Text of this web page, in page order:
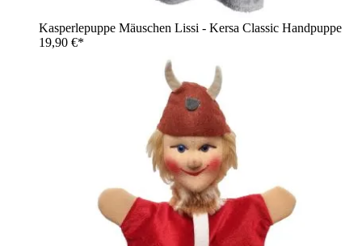
Kasperlepuppe Mäuschen Lissi - Kersa Classic Handpuppe
19,90 €*